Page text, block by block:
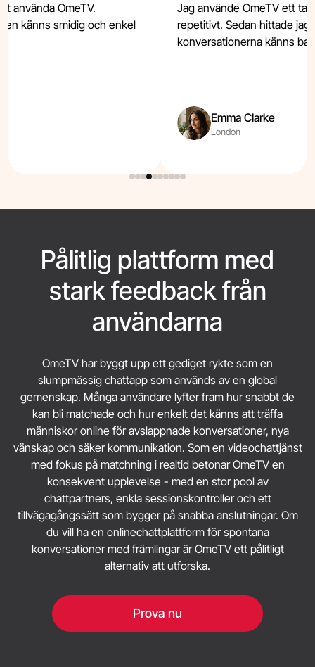
använda OmeTV.
känns smidig och enkel
Jag använde OmeTV ett
repetitivt. Sedan hittade jag
konversationerna känns
Emma Clarke
London
Pålitlig plattform med
stark feedback från
användarna
OmeTV har byggt upp ett gediget rykte som en
slumpmässig chattapp som används av en global
gemenskap. Många användare lyfter fram hur snabbt de
kan bli matchade och hur enkelt det känns att träffa
människor online för avslappnade konversationer, nya
vänskap och säker kommunikation. Som en videochattjänst
med fokus på matchning i realtid betonar OmeTV en
konsekvent upplevelse - med en stor pool av
chattpartners, enkla sessionskontroller och ett
tillvägagångssätt som bygger på snabba anslutningar. Om
du vill ha en onlinechattplattform för spontana
konversationer med främlingar är OmeTV ett pålitligt
alternativ att utforska.
Prova nu